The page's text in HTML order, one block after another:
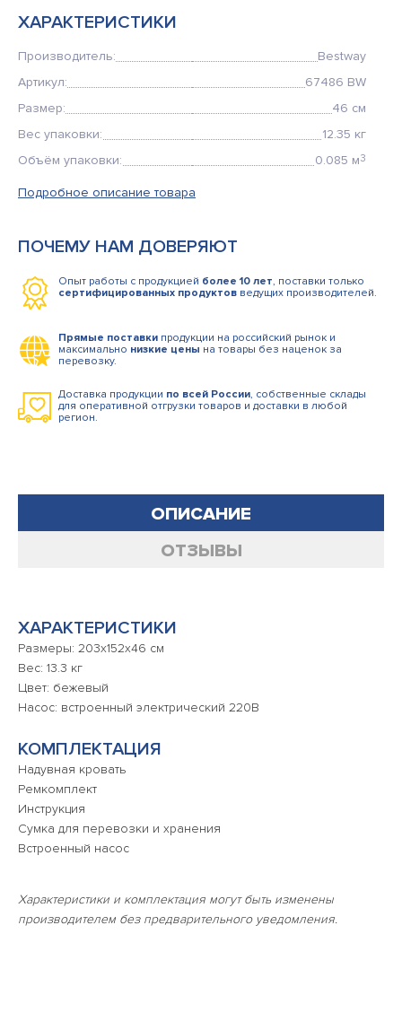
ХАРАКТЕРИСТИКИ
Производитель:
Bestway
Артикул:
67486 BW
Размер:
46 см
Вес упаковки:
12.35 кг
Объём упаковки:
0.085 м3
Подробное описание товара
ПОЧЕМУ НАМ ДОВЕРЯЮТ
Опыт работы с продукцией более 10 лет, поставки только
сертифицированных продуктов ведущих производителей.
Прямые поставки продукции на российский рынок и
максимально низкие цены на товары без наценок за
перевозку.
Доставка продукции по всей России, собственные склады
для оперативной отгрузки товаров и доставки в любой
регион.
ОПИСАНИЕ
ОТЗЫВЫ
ХАРАКТЕРИСТИКИ
Размеры: 203х152х46 см
Вес: 13.3 кг
Цвет: бежевый
Насос: встроенный электрический 220В
КОМПЛЕКТАЦИЯ
Надувная кровать
Ремкомплект
Инструкция
Сумка для перевозки и хранения
Встроенный насос
Характеристики и комплектация могут быть изменены
производителем без предварительного уведомления.